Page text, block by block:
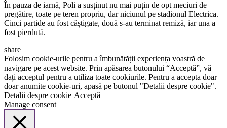
În pauza de iarnă, Poli a susținut nu mai puțin de opt meciuri de
pregătire, toate pe teren propriu, dar niciunul pe stadionul Electrica.
Cinci partide au fost câștigate, două s-au terminat remiză, iar una a
fost pierdută.
share
Folosim cookie-urile pentru a îmbunătății experiența voastră de
navigare pe acest website. Prin apăsarea butonului “Acceptă”, vă
dați acceptul pentru a utiliza toate cookiurile. Pentru a accepta doar
doar anumite cookie-uri, apasă pe butonul "Detalii despre cookie".
Detalii despre cookie Acceptă
Manage consent